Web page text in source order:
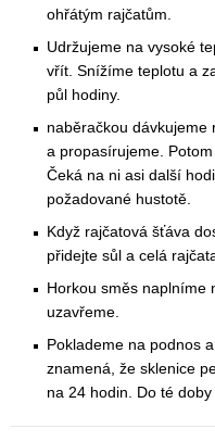
ohřátým rajčatům.
Udržujeme na vysoké
vřít. Snížíme teplotu a
půl hodiny.
naběračkou dávkujeme
a propasírujeme.
Čeká na ni asi další
požadované hustotě.
Když rajčatová šťáva
přidejte sůl a celá
Horkou směs naplníme
uzavřeme.
Poklademe na podnos
znamená, že sklenice
na 24 hodin. Do té